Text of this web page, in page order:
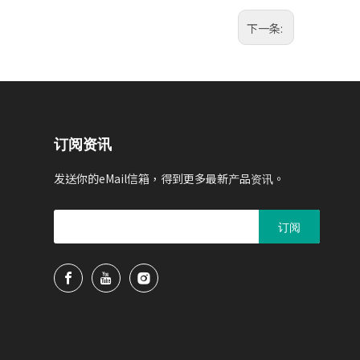
下一条:
订阅资讯
发送你的eMail信箱，得到更多最新产品资讯。
订阅